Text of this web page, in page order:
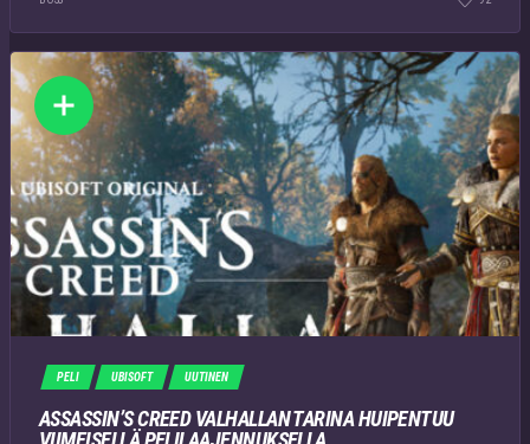
PELI UBISOFT UUTINEN
ASSASSIN’S CREED VALHALLAN TARINA HUIPENTUU